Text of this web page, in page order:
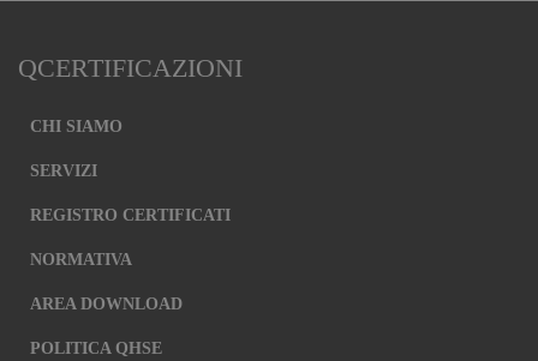
QCERTIFICAZIONI
CHI SIAMO
SERVIZI
REGISTRO CERTIFICATI
NORMATIVA
AREA DOWNLOAD
POLITICA QHSE